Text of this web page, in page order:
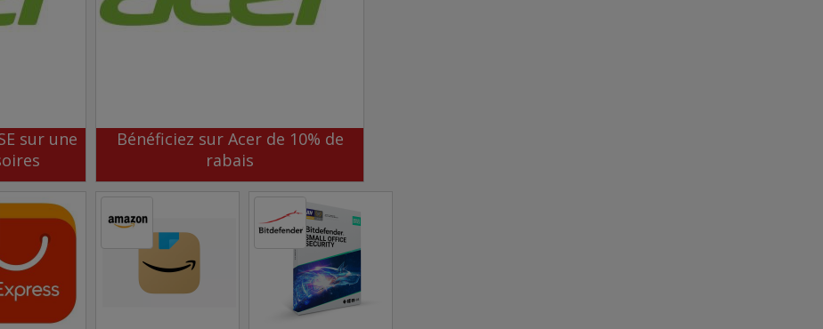
sur une
Bénéficiez sur Acer de 10% de
rabais